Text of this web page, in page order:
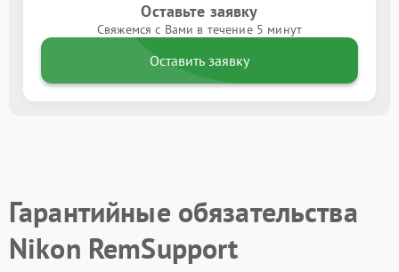
Оставьте заявку
Свяжемся с Вами в течение 5 минут
Оставить заявку
Гарантийные обязательства
Nikon RemSupport